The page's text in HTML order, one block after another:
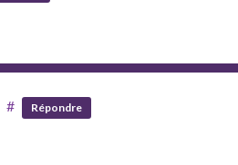
# Répondre